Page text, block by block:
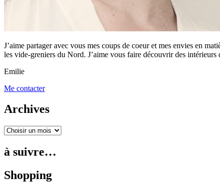
J’aime partager avec vous mes coups de coeur et mes envies en
les vide-greniers du Nord. J’aime vous faire découvrir des
Emilie
Me contacter
Archives
à suivre…
Shopping